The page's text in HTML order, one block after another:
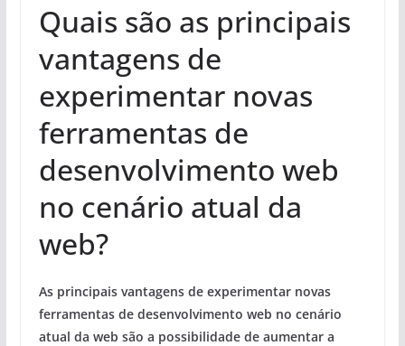
Quais são as principais
vantagens de
experimentar novas
ferramentas de
desenvolvimento web
no cenário atual da
web?
As principais vantagensde experimentar novas
ferramentas de desenvolvimento web no cenário
atual da web são a possibilidade de aumentar a